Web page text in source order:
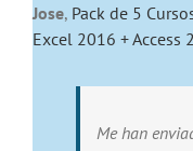
Jose, Pack de 5
Excel 2016 +
Me han